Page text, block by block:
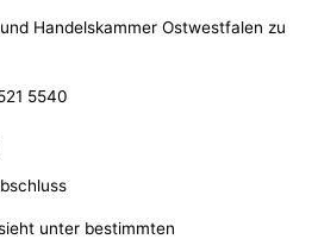
Handelskammer Ostwestfalen zu
5540
unter bestimmten